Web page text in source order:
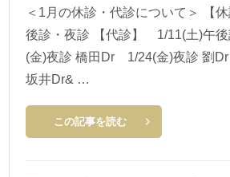
＜1月の休診・代診について＞ 【
後診・夜診 【代診】 1/11(土)午
(金)夜診 橋田Dr 1/24(金)夜診 劉
坂井Dr& …
この記事を読む